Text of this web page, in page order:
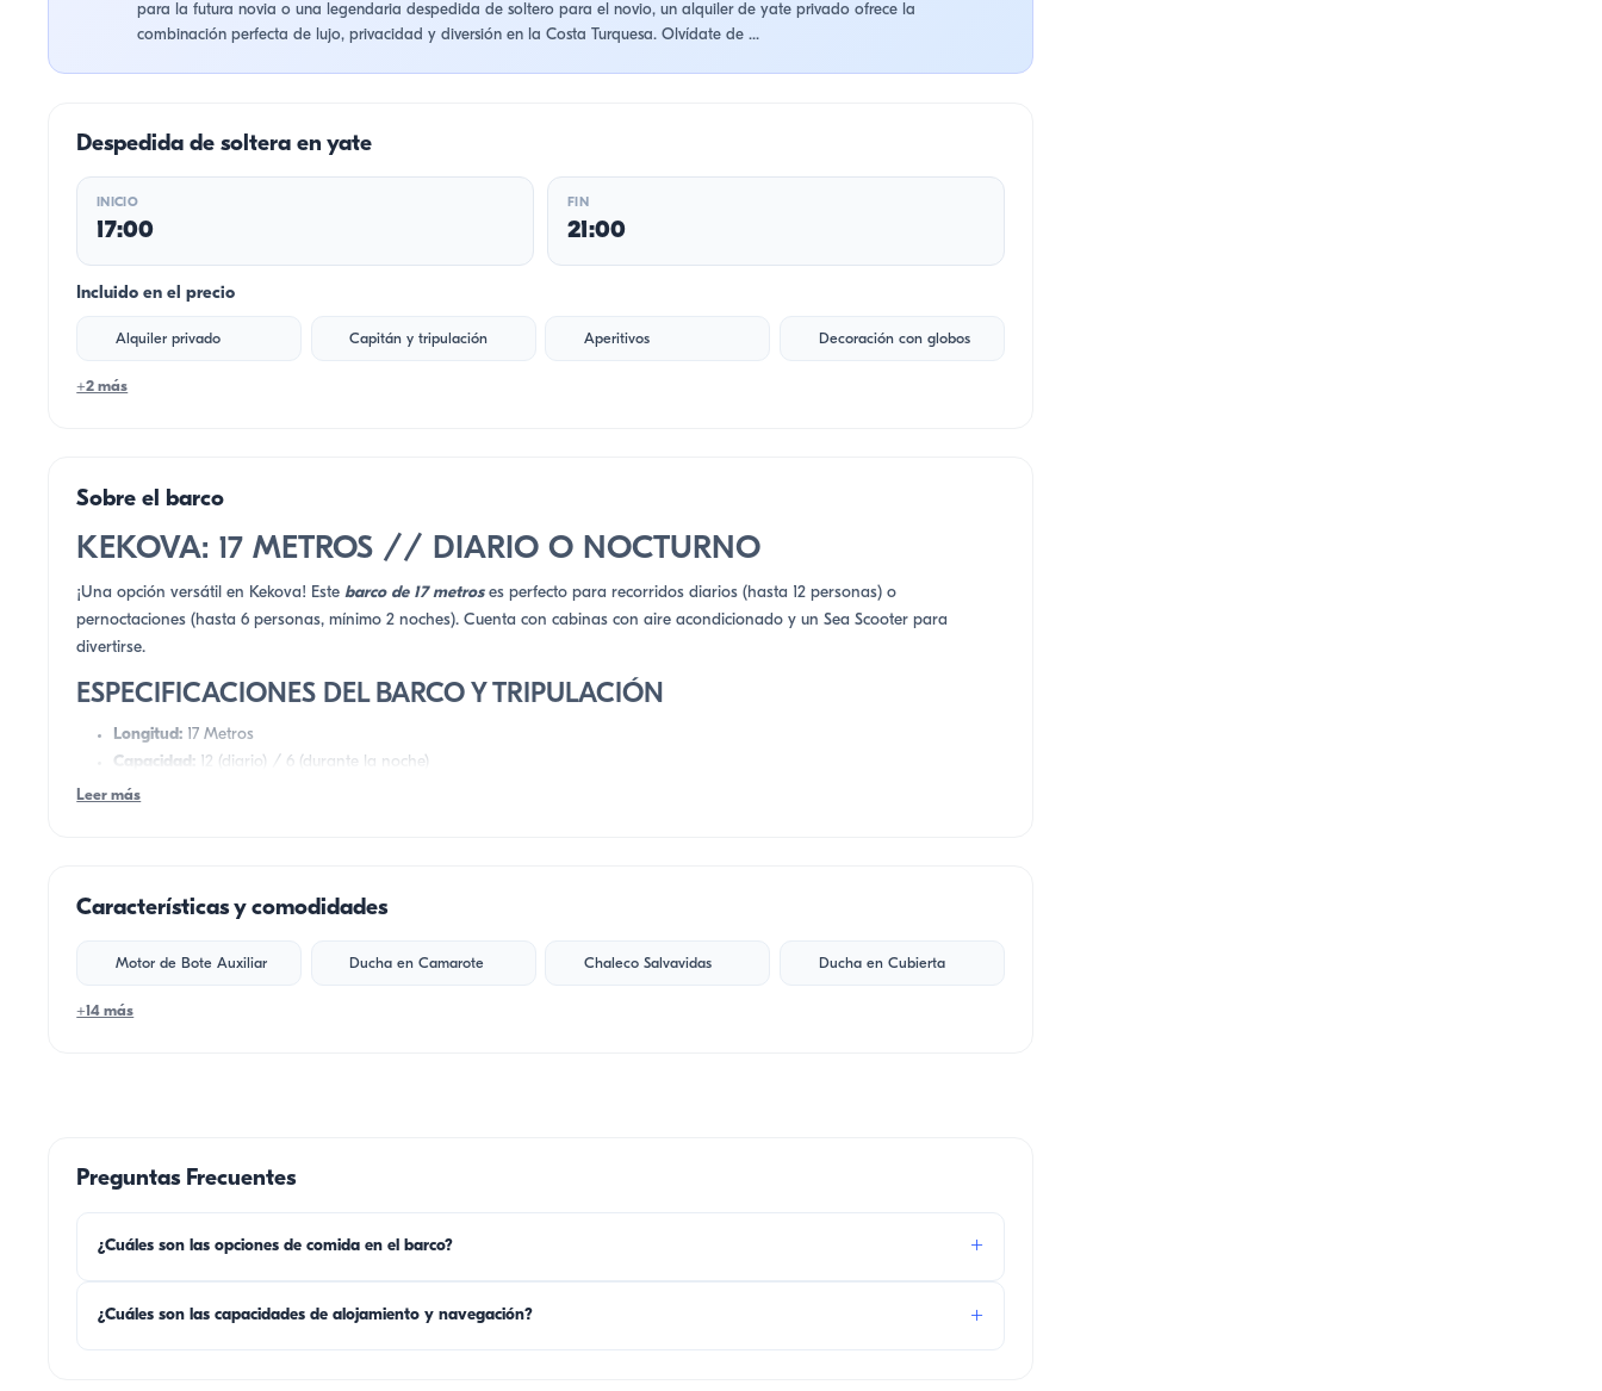
para la futura novia o una legendaria despedida de soltero para el novio, un alquiler de yate privado ofrece la
combinación perfecta de lujo, privacidad y diversión en la Costa Turquesa. Olvídate de ...
Despedida de soltera en yate
INICIO
17:00
FIN
21:00
Incluido en el precio
Alquiler privado Capitán y tripulación Aperitivos Decoración con globos
+2 más
Sobre el barco
KEKOVA: 17 METROS // DIARIO O NOCTURNO
¡Una opción versátil en Kekova! Estebarco de 17 metroses perfecto para recorridos diarios (hasta 12 personas) o
pernoctaciones (hasta 6 personas, mínimo 2 noches). Cuenta con cabinas con aire acondicionado y un Sea Scooter para
divertirse.
ESPECIFICACIONES DEL BARCO Y TRIPULACIÓN
Longitud: 17 Metros
Capacidad: 12 (diario) / 6 (durante la noche)
Cabañas:
🧑‍✈️ 1 marinero
📅 OPCIONES DE PROGRAMA
☀️ Programa diario:
JUGUETES Y PRECIO
Leer más
Características y comodidades
Motor de Bote Auxiliar Ducha en Camarote Chaleco Salvavidas Ducha en Cubierta
+14 más
Preguntas Frecuentes
¿Cuáles son las opciones de comida en el barco? +
¿Cuáles son las capacidades de alojamiento y navegación? +